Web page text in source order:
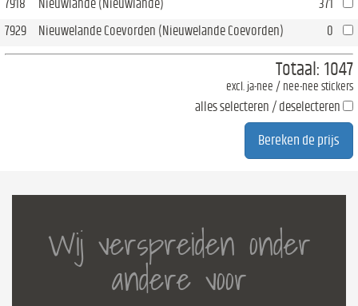
7918
Nieuwlande (Nieuwlande)
371
7929
Nieuwelande Coevorden (Nieuwelande Coevorden) 0
Totaal: 1047
excl. ja-nee / nee-nee stickers
alles selecteren / deselecteren
Wij verspreiden onder
andere voor